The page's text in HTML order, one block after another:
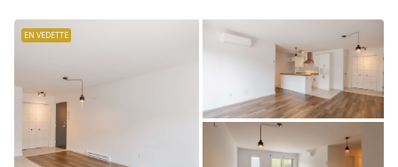
EN VEDETTE